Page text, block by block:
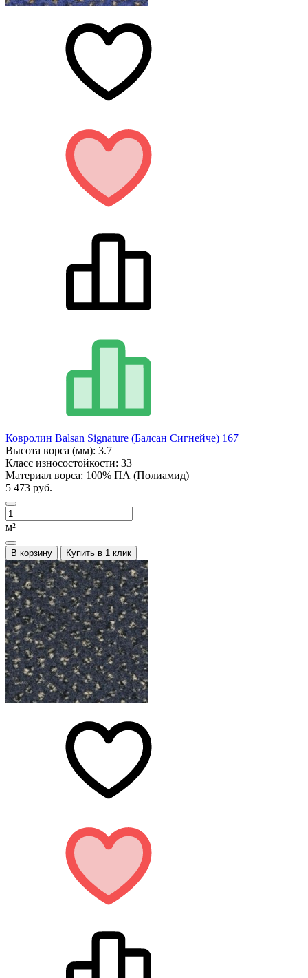
Ковролин Balsan Signature (Балсан Сигнейче) 167
Высота ворса (мм): 3.7
Класс износостойкости: 33
Материал ворса: 100% ПА (Полиамид)
5 473 руб.
м²
В корзину Купить в 1 клик